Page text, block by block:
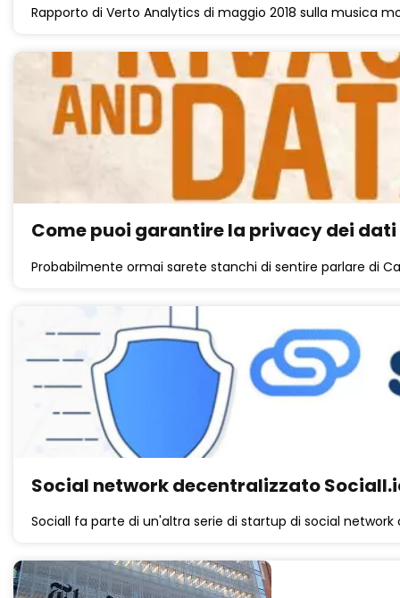
Rapporto di Verto Analytics di maggio 2018 sulla musica
Come puoi garantire la privacy dei
Probabilmente ormai sarete stanchi di sentire parlare di
Social network decentralizzato
Sociall fa parte di un'altra serie di startup di social network